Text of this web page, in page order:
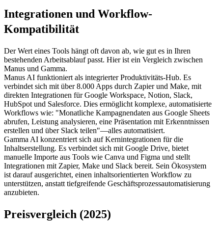
Integrationen und Workflow-
Kompatibilität
Der Wert eines Tools hängt oft davon ab, wie gut es in Ihren
bestehenden Arbeitsablauf passt. Hier ist ein Vergleich zwischen
Manus und Gamma.
Manus AI funktioniert als integrierter Produktivitäts-Hub. Es
verbindet sich mit über 8.000 Apps durch Zapier und Make, mit
direkten Integrationen für Google Workspace, Notion, Slack,
HubSpot und Salesforce. Dies ermöglicht komplexe, automatisierte
Workflows wie: "Monatliche Kampagnendaten aus Google Sheets
abrufen, Leistung analysieren, eine Präsentation mit Erkenntnissen
erstellen und über Slack teilen"—alles automatisiert.
Gamma AI konzentriert sich auf Kernintegrationen für die
Inhaltserstellung. Es verbindet sich mit Google Drive, bietet
manuelle Importe aus Tools wie Canva und Figma und stellt
Integrationen mit Zapier, Make und Slack bereit. Sein Ökosystem
ist darauf ausgerichtet, einen inhaltsorientierten Workflow zu
unterstützen, anstatt tiefgreifende Geschäftsprozessautomatisierung
anzubieten.
Preisvergleich (2025)